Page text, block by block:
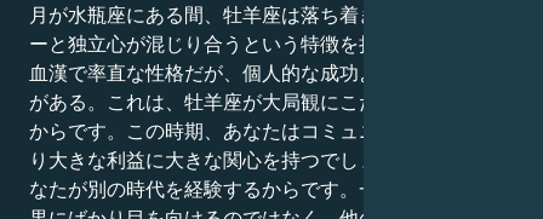
月が水瓶座にある間、牡羊座は落ち着きのないエネルギ
ーと独立心が混じり合うという特徴を持つ。牡羊座は熱
血漢で率直な性格だが、個人的な成功よりも大局に関心
がある。これは、牡羊座が大局観にこだわる傾向がある
からです。この時期、あなたはコミュニティや友情、よ
り大きな利益に大きな関心を持つでしょう。これは、あ
なたが別の時代を経験するからです。一方で、自分の成